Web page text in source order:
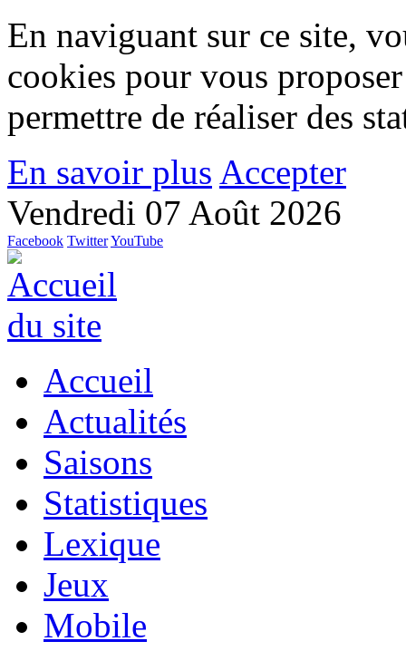
En naviguant sur ce site,
cookies pour vous
permettre de réaliser des
En savoir plus Accepter
Vendredi 07 Août 2026
Facebook TwitterYouTube
Accueil
Actualités
Saisons
Statistiques
Lexique
Jeux
Mobile